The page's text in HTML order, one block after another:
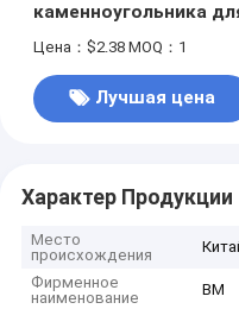
каменноугольника
удаления шерсти для
Цена：$2.38 MOQ：1
Лучшая цена
Характер Продукции
Место
происхождения
Фирменное
наименование
BM